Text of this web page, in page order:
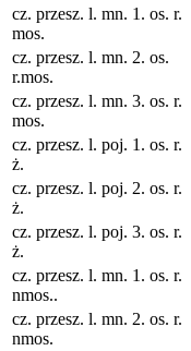
cz. przesz. l. mn. 1. os. r.
mos.
cz. przesz. l. mn. 2. os.
r.mos.
cz. przesz. l. mn. 3. os. r.
mos.
cz. przesz. l. poj. 1. os. r.
ż.
cz. przesz. l. poj. 2. os. r.
ż.
cz. przesz. l. poj. 3. os. r.
ż.
cz. przesz. l. mn. 1. os. r.
nmos..
cz. przesz. l. mn. 2. os. r.
nmos.